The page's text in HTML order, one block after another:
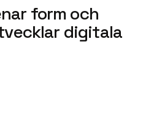
form och
digitala